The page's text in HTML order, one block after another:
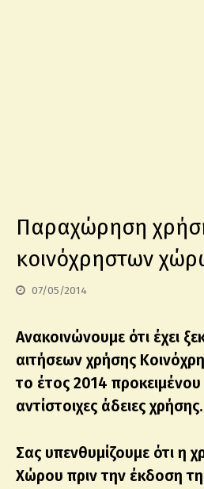
Παραχώρηση
κοινόχρηστων
07/05/2014
Ανακοινώνουμε ότι έχει
αιτήσεων χρήσης
το έτος 2014
αντίστοιχες άδειες χρήσης.
Σας υπενθυμίζουμε ότι η
Χώρου πριν την έκδοση